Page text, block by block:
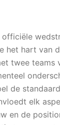
officiële
het hart van
twee teams
de
elk
en de